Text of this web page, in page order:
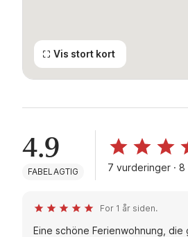
Vis stort kort
4.9
FABELAGTIG 7 vurderinger ·
For 1 år siden.
Eine schöne Ferienwohnung, die